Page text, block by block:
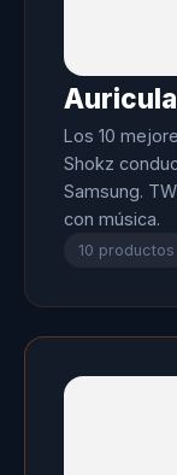
Los 10
Shokz
Samsung.
con música.
10 productos